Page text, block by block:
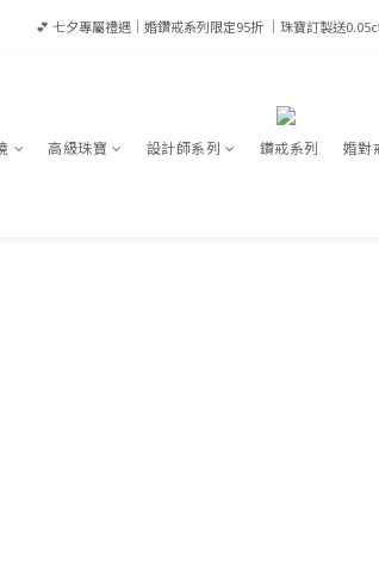
💕 七夕專屬禮遇｜婚鑽戒系列限定95折 ｜珠寶訂製送
💕 七夕專屬禮遇｜婚鑽戒系列限定95折 ｜珠寶訂製送
高級珠寶 設計師系列 鑽戒系列 婚對